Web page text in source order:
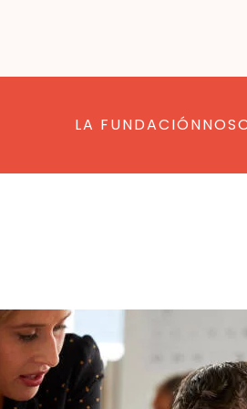
LA FUNDACIÓN